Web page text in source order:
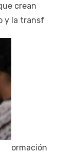
crean
y la transf
ormación